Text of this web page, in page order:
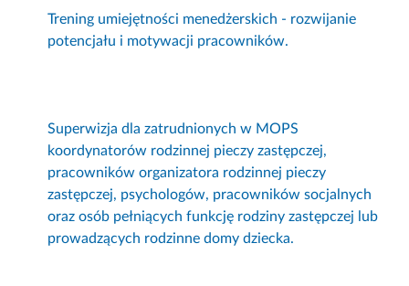
Trening umiejętności menedżerskich - rozwijanie
potencjału i motywacji pracowników.
Superwizja dla zatrudnionych w MOPS
koordynatorów rodzinnej pieczy zastępczej,
pracowników organizatora rodzinnej pieczy
zastępczej, psychologów, pracowników socjalnych
oraz osób pełniących funkcję rodziny zastępczej lub
prowadzących rodzinne domy dziecka.